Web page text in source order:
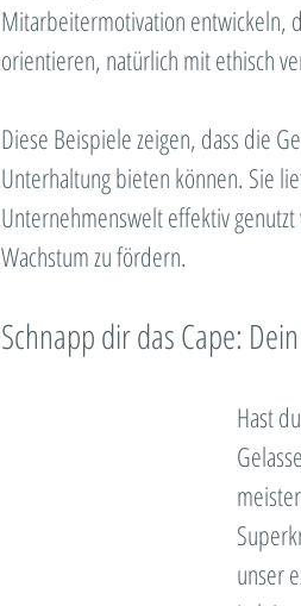
Mitarbeitermotivation entwickeln,
orientieren, natürlich mit ethisch
Diese Beispiele zeigen, dass die
Unterhaltung bieten können. Sie
Unternehmenswelt effektiv
Wachstum zu fördern.
Schnapp dir das Cape:
Hast
unser